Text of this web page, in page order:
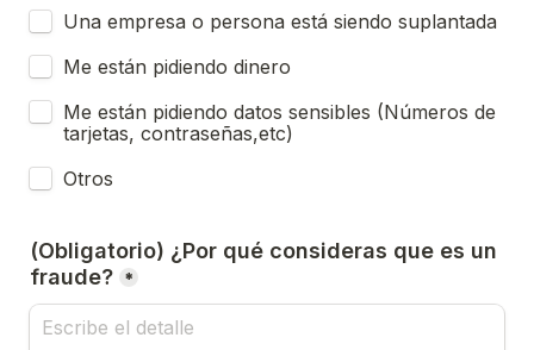
Una empresa o persona está siendo suplantada
Me están pidiendo dinero
Me están pidiendo datos sensibles (Números de
tarjetas, contraseñas,etc)
Otros
(Obligatorio) ¿Por qué consideras que es un
fraude? *